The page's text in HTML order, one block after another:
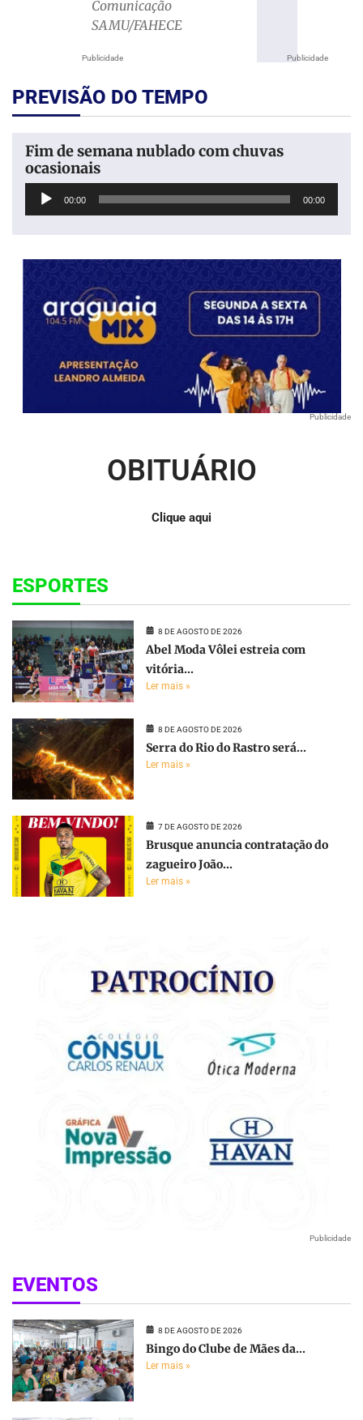
Publicidade
Comunicação
SAMU/FAHECE
Publicidade
PREVISÃO DO TEMPO
Fim de semana nublado com chuvas
ocasionais
Tocador
00:00 00:00
Publicidade
OBITUÁRIO
Clique aqui
ESPORTES
8 DE AGOSTO DE 2026
Abel Moda Vôlei estreia com
vitória...
Ler mais »
8 DE AGOSTO DE 2026
Serra do Rio do Rastro será...
Ler mais »
7 DE AGOSTO DE 2026
Brusque anuncia contratação do
zagueiro João...
Ler mais »
Publicidade
EVENTOS
8 DE AGOSTO DE 2026
Bingo do Clube de Mães da...
Ler mais »